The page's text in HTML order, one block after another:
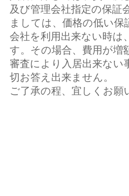
及び管理会社指定の保証
ましては、価格の低い
会社を利用出来ない時は
す。その場合、費用が
審査により入居出来ない
切お答え出来ません。
ご了承の程、宜しくお願